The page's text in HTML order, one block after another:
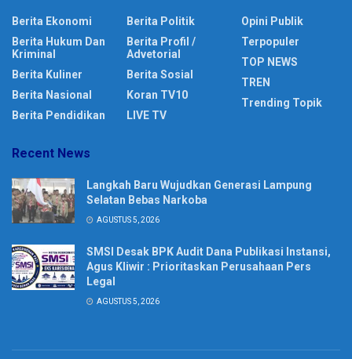
Berita Ekonomi
Berita Hukum Dan
Kriminal
Berita Kuliner
Berita Nasional
Berita Pendidikan
Berita Politik
Berita Profil /
Advetorial
Berita Sosial
Koran TV10
LIVE TV
Opini Publik
Terpopuler
TOP NEWS
TREN
Trending Topik
Recent News
Langkah Baru Wujudkan Generasi Lampung
Selatan Bebas Narkoba
AGUSTUS 5, 2026
SMSI Desak BPK Audit Dana Publikasi Instansi,
Agus Kliwir : Prioritaskan Perusahaan Pers
Legal
AGUSTUS 5, 2026